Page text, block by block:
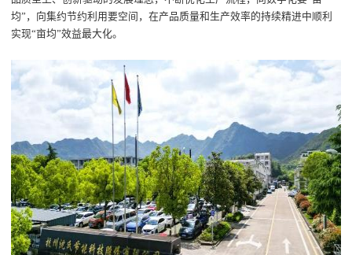
均”，向集约节约利用要空间，在产品质量和生产效率的持续精进中顺利
实现“亩均”效益最大化。